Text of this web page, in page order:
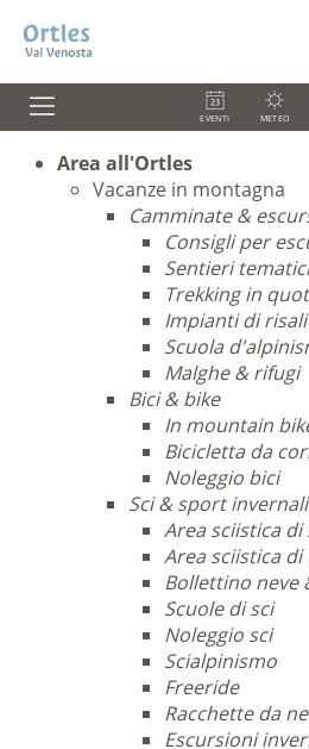
EVENTI METEO
Area all'Ortles
Vacanze in montagna
Camminate &
Consigli per
Sentieri tematici
Trekking in
Impianti di
Scuola
Malghe & rifugi
Bici & bike
In mountain
Bicicletta da
Noleggio bici
Sci & sport invernali
Area sciistica di
Area sciistica di
Bollettino neve
Scuole di sci
Noleggio sci
Scialpinismo
Freeride
Racchette da
Escursioni